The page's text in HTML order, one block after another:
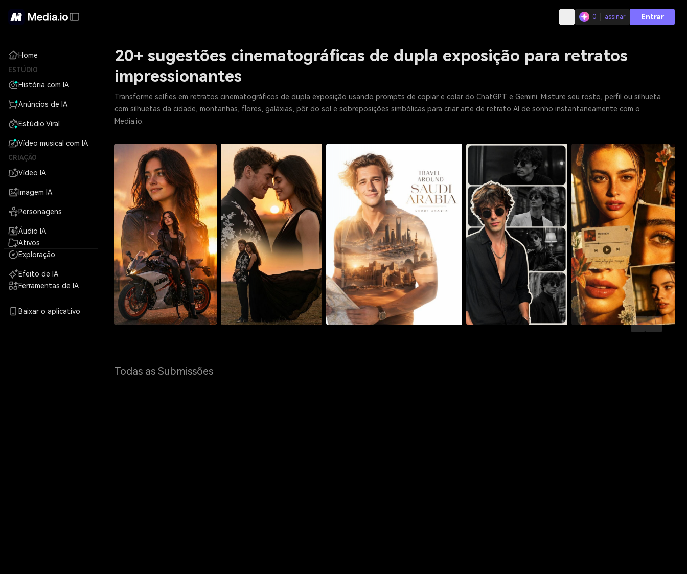
0 assinar Entrar
Home
ESTÚDIO
História com IA
Anúncios de IA
Estúdio Viral
Vídeo musical com IA
CRIAÇÃO
Vídeo IA
Imagem IA
Personagens
Áudio IA
Ativos
Exploração
Efeito de IA
Ferramentas de IA
Baixar o aplicativo
20+ sugestões cinematográficas de dupla exposição para retratos
impressionantes
Transforme selfies em retratos cinematográficos de dupla exposição usando prompts de copiar e colar do ChatGPT e Gemini. Misture seu rosto, perfil ou silhueta
com silhuetas da cidade, montanhas, flores, galáxias, pôr do sol e sobreposições simbólicas para criar arte de retrato AI de sonho instantaneamente com o
Media.io.
Todas as Submissões